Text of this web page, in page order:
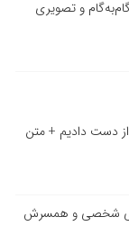
و تصویری
دست دادیم + متن
شخصی و همسرش